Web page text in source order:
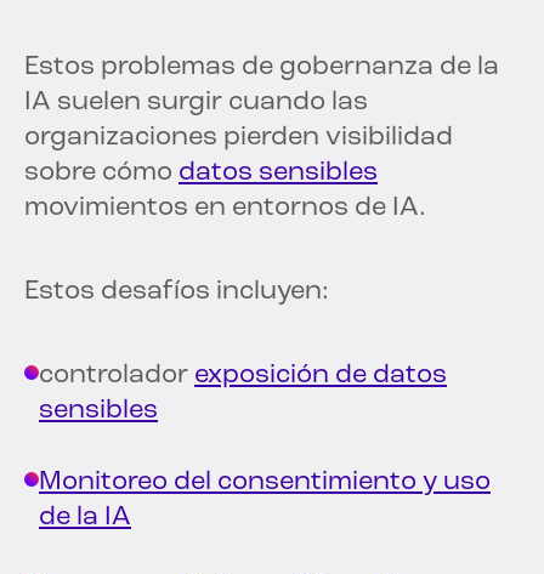
Estos problemas de gobernanza de la
IA suelen surgir cuando las
organizaciones pierden visibilidad
sobre cómo datos sensibles
movimientos en entornos de IA.
Estos desafíos incluyen:
controlador exposición de datos
sensibles
Monitoreo del consentimiento y uso
de la IA